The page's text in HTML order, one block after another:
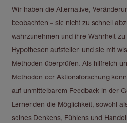
Wir haben die Alternative,
beobachten – sie nicht zu schnell
wahrzunehmen und ihre Wahrheit
Hypothesen aufstellen und sie mit
Methoden überprüfen. Als hilfreich
Methoden der Aktionsforschung
auf unmittelbarem Feedback in der
Lernenden die Möglichkeit, sowohl
seines Denkens, Fühlens und